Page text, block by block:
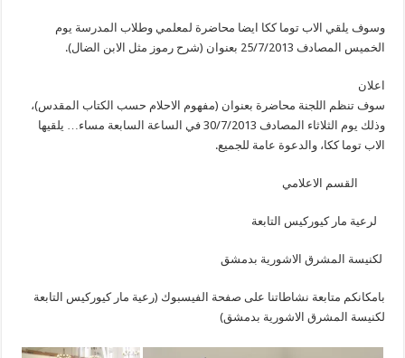
وسوف يلقي الاب توما ككا ايضا محاضرة لمعلمي وطلاب المدرسة يوم
الخميس المصادف 25/7/2013 بعنوان (شرح رموز مثل الابن الضال).
اعلان
سوف تنظم اللجنة محاضرة بعنوان (مفهوم الاحلام حسب الكتاب المقدس)،
وذلك يوم الثلاثاء المصادف 30/7/2013 في الساعة السابعة مساء… يلقيها
الاب توما ككا، والدعوة عامة للجميع.
القسم الاعلامي
لرعية مار كيوركيس التابعة
لكنيسة المشرق الاشورية بدمشق
بامكانكم متابعة نشاطاتنا على صفحة الفيسبوك (رعية مار كيوركيس التابعة
لكنيسة المشرق الاشورية بدمشق)